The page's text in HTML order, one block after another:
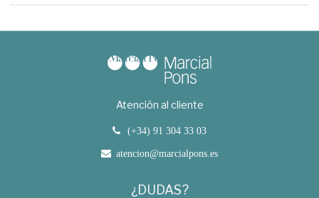
Atención al cliente
(+34) 91 304 33 03
atencion@marcialpons.es
¿DUDAS?